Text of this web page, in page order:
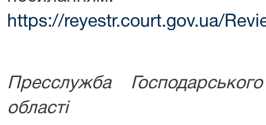
https://reyestr.court.gov.ua/
Пресслужба
області